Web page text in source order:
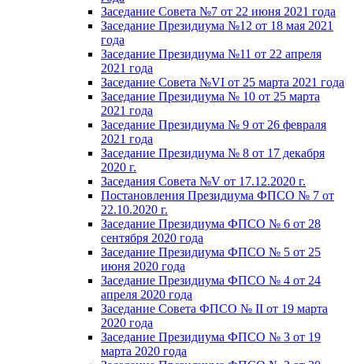
Заседание Совета №7 от 22 июня 2021 года
Заседание Президиума №12 от 18 мая 2021
года
Заседание Президиума №11 от 22 апреля
2021 года
Заседание Совета №VI от 25 марта 2021 года
Заседание Президиума № 10 от 25 марта
2021 года
Заседание Президиума № 9 от 26 февраля
2021 года
Заседание Президиума № 8 от 17 декабря
2020 г.
Заседания Совета №V от 17.12.2020 г.
Постановления Президиума ФПСО № 7 от
22.10.2020 г.
Заседание Президиума ФПСО № 6 от 28
сентября 2020 года
Заседание Президиума ФПСО № 5 от 25
июня 2020 года
Заседание Президиума ФПСО № 4 от 24
апреля 2020 года
Заседание Совета ФПСО № II от 19 марта
2020 года
Заседание Президиума ФПСО № 3 от 19
марта 2020 года